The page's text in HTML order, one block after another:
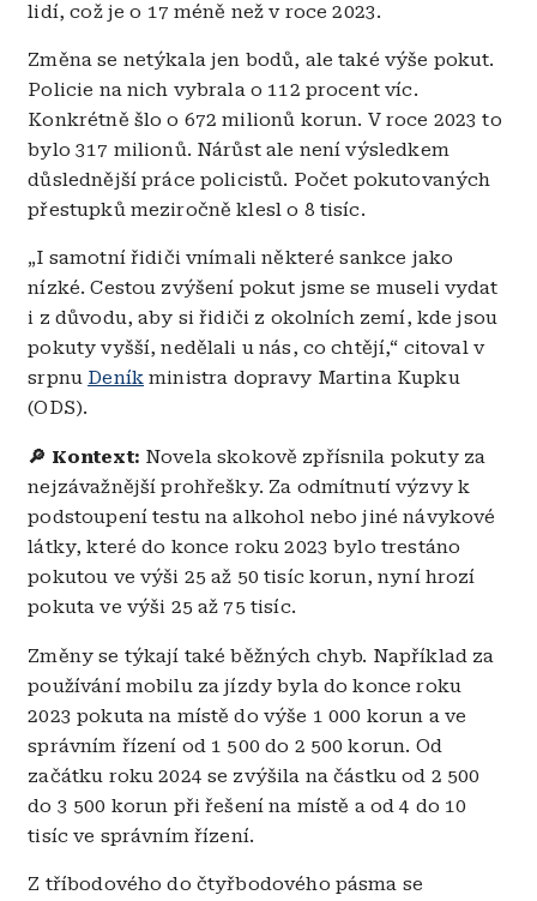
lidí, což je o 17 méně než v roce 2023.
Změna se netýkala jen bodů, ale také výše pokut.
Policie na nich vybrala o 112 procent víc.
Konkrétně šlo o 672 milionů korun. V roce 2023 to
bylo 317 milionů. Nárůst ale není výsledkem
důslednější práce policistů. Počet pokutovaných
přestupků meziročně klesl o 8 tisíc.
„I samotní řidiči vnímali některé sankce jako
nízké. Cestou zvýšení pokut jsme se museli vydat
i z důvodu, aby si řidiči z okolních zemí, kde jsou
pokuty vyšší, nedělali u nás, co chtějí,“ citoval v
srpnu Deníkministra dopravy Martina Kupku
(ODS).
🔎 Kontext: Novela skokově zpřísnila pokuty za
nejzávažnější prohřešky. Za odmítnutí výzvy k
podstoupení testu na alkohol nebo jiné návykové
látky, které do konce roku 2023 bylo trestáno
pokutou ve výši 25 až 50 tisíc korun, nyní hrozí
pokuta ve výši 25 až 75 tisíc.
Změny se týkají také běžných chyb. Například za
používání mobilu za jízdy byla do konce roku
2023 pokuta na místě do výše 1 000 korun a ve
správním řízení od 1 500 do 2 500 korun. Od
začátku roku 2024 se zvýšila na částku od 2 500
do 3 500 korun při řešení na místě a od 4 do 10
tisíc ve správním řízení.
Z tříbodového do čtyřbodového pásma se